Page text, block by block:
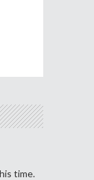
time.